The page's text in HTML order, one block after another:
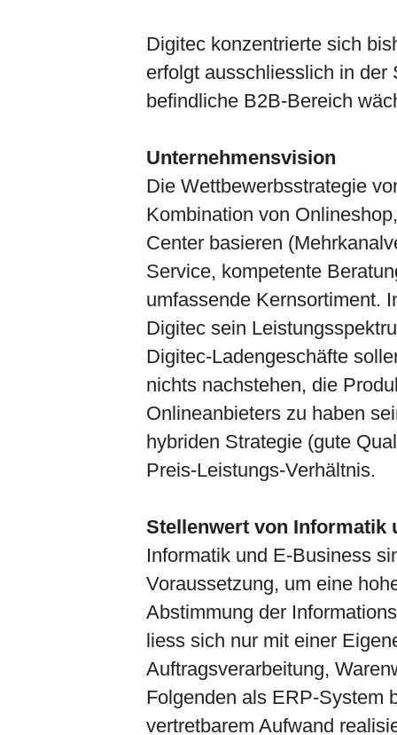
Digitec konzentrierte sich
erfolgt ausschliesslich in
befindliche B2B-Bereich
Unternehmensvision
Die Wettbewerbsstrategie
Kombination von
Center basieren
Service, kompetente
umfassende Kernsortiment.
Digitec sein
Digitec-Ladengeschäfte
nichts nachstehen, die
Onlineanbieters zu haben
hybriden Strategie (gute
Preis-Leistungs-Verhältnis.
Stellenwert von Informatik
Informatik und E-Business
Voraussetzung, um eine
Abstimmung der
liess sich nur mit einer
Auftragsverarbeitung,
Folgenden als ERP-System
vertretbarem Aufwand